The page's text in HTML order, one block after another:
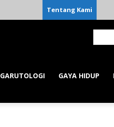
Tentang Kami
GARUTOLOGI GAYA HIDUP